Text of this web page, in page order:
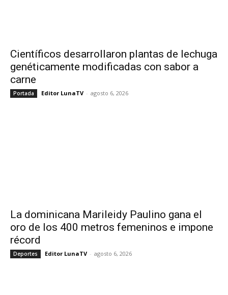
Científicos desarrollaron plantas de lechuga
genéticamente modificadas con sabor a
carne
Portada Editor LunaTV - agosto 6, 2026
La dominicana Marileidy Paulino gana el
oro de los 400 metros femeninos e impone
récord
Deportes Editor LunaTV - agosto 6, 2026